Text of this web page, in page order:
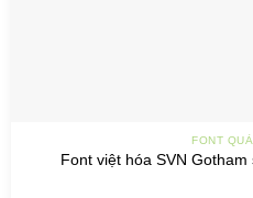
FONT
Font việt hóa SVN